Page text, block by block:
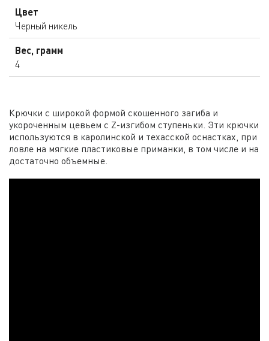
Цвет
Черный никель
Вес, грамм
4
Крючки с широкой формой скошенного загиба и
укороченным цевьем с Z-изгибом ступеньки. Эти крючки
используются в каролинской и техасской оснастках, при
ловле на мягкие пластиковые приманки, в том числе и на
достаточно объемные.